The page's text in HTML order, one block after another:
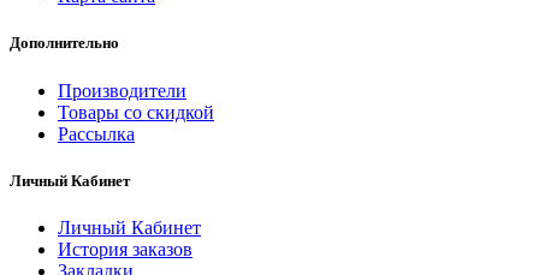
Дополнительно
Производители
Товары со скидкой
Рассылка
Личный Кабинет
Личный Кабинет
История заказов
Закладки